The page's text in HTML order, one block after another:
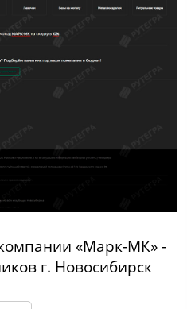
«Марк-МК» -
г. Новосибирск